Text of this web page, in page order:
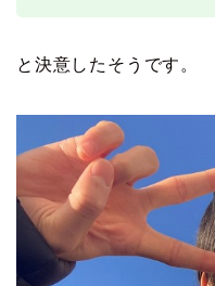
と決意したそうです。